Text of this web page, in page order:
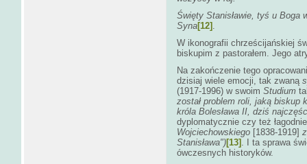
Święty Stanisławie, tyś u Boga
Syna[12] .
W ikonografii chrześcijańskiej
biskupim z pastorałem. Jego
Na zakończenie tego
dzisiaj wiele emocji, tak zwaną
(1917-1996) w swoim Studium
został problem roli, jaką biskup
króla Bolesława II, dziś
dyplomatycznie czy też
Wojciechowskiego [1838-1919]
Stanisława")[13] . I ta sprawa
ówczesnych historyków.